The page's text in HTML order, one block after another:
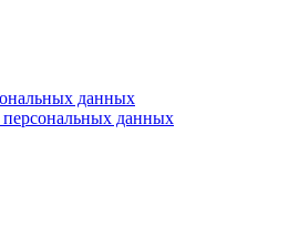
данных
данных